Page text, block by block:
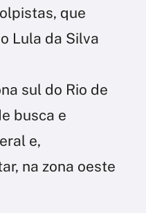
que
Lula da Silva
sul do Rio de
busca e
e,
na zona oeste